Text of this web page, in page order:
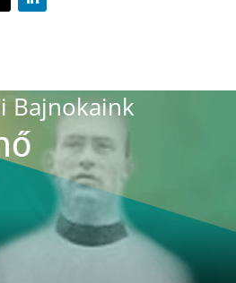
Bajnokaink